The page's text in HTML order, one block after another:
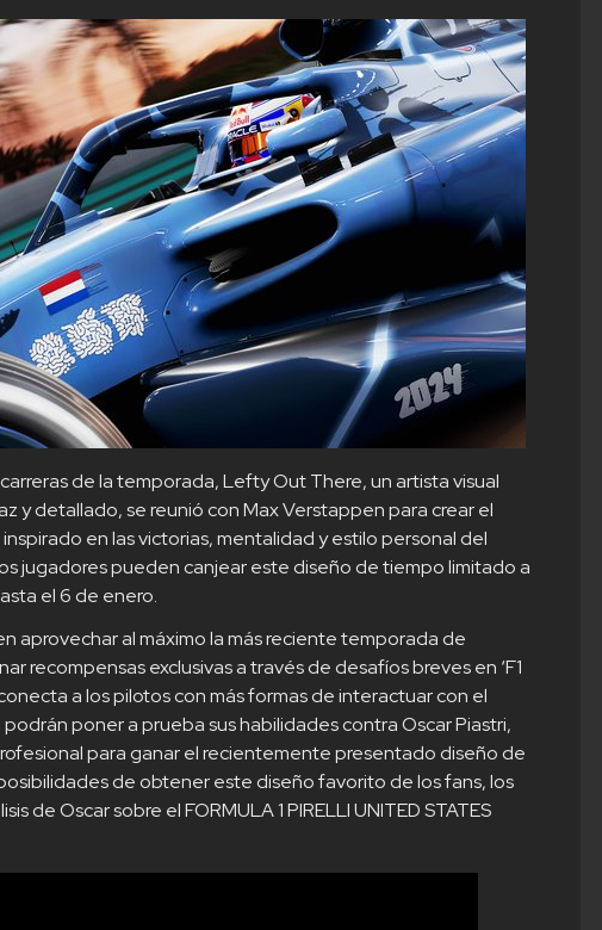
de la temporada, Lefty Out There, un artista visual
y detallado, se reunió con Max Verstappen para crear el
en las victorias, mentalidad y estilo personal del
jugadores pueden canjear este diseño de tiempo limitado a
el 6 de enero.
aprovechar al máximo la más reciente temporada de
recompensas exclusivas a través de desafíos breves en ‘F1
a los pilotos con más formas de interactuar con el
poner a prueba sus habilidades contra Oscar Piastri,
para ganar el recientemente presentado diseño de
de obtener este diseño favorito de los fans, los
de Oscar sobre el FORMULA 1 PIRELLI UNITED STATES